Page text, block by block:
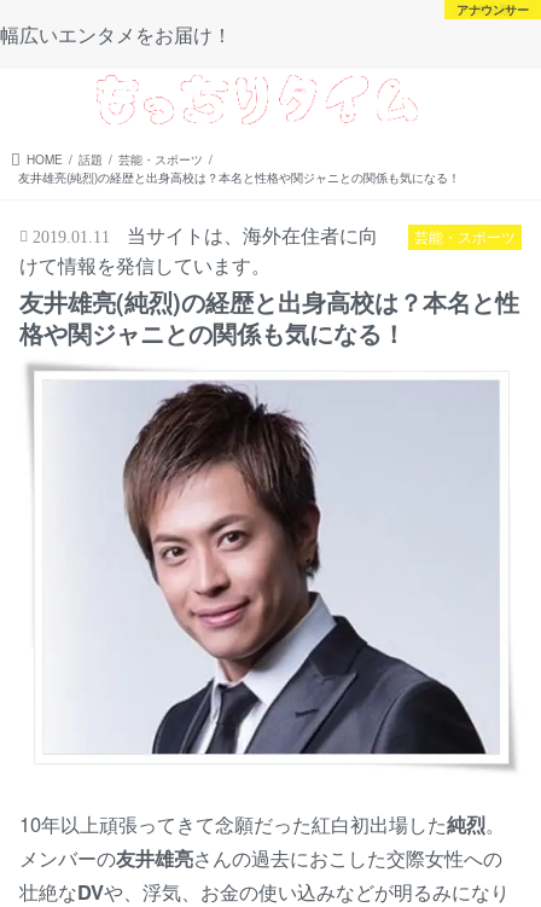
幅広いエンタメをお届け！
HOME 話題
芸能・スポーツ
友井雄亮(純烈)の経歴と出身高校は？本名と性格や関ジャニとの関係も気になる！
芸能・スポーツ
2019.01.11
当サイトは、海外在住者に向
けて情報を発信しています。
友井雄亮(純烈)の経歴と出身高校は？本名と性
格や関ジャニとの関係も気になる！
10年以上頑張ってきて念願だった紅白初出場した純烈。
メンバーの友井雄亮さんの過去におこした交際女性への
壮絶なDVや、浮気、お金の使い込みなどが明るみになり
芸能・スポーツ
芸能・スポーツ
未分類
アナウンサー